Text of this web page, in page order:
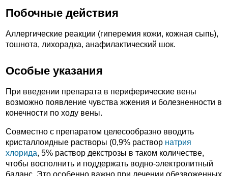
Побочные действия
Аллергические реакции (гиперемия кожи, кожная сыпь),
тошнота, лихорадка, анафилактический шок.
Особые указания
При введении препарата в периферические вены
возможно появление чувства жжения и болезненности в
конечности по ходу вены.
Совместно с препаратом целесообразно вводить
кристаллоидные растворы (0,9% раствор натрия
хлорида, 5% раствор декстрозы в таком количестве,
чтобы восполнить и поддержать водно-электролитный
баланс. Это особенно важно при лечении обезвоженных